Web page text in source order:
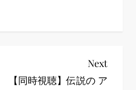
Next
Post
Next
【同時視聴】伝説の ア